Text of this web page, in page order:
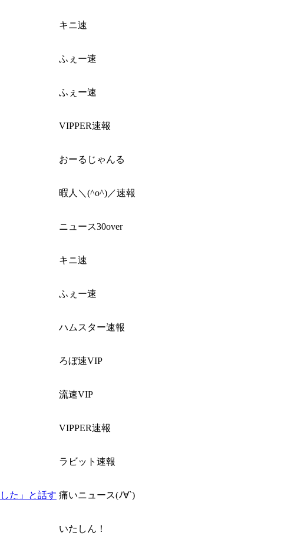
キニ速
ふぇー速
ふぇー速
VIPPER速報
おーるじゃんる
暇人＼(^o^)／速報
ニュース30over
キニ速
ふぇー速
ハムスター速報
ろぼ速VIP
流速VIP
VIPPER速報
ラビット速報
た」と話す 痛いニュース(ﾉ∀`)
いたしん！